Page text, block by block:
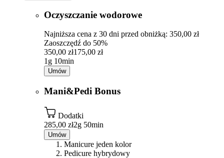
Oczyszczanie wodorowe
Najniższa cena z 30 dni przed obniżką: 350,00 zł
Zaoszczędź do 50%
350,00 zł175,00 zł
1g 10min
Umów
Mani&Pedi Bonus
Dodatki
285,00 zł2g 50min
Umów
Manicure jeden kolor
Pedicure hybrydowy